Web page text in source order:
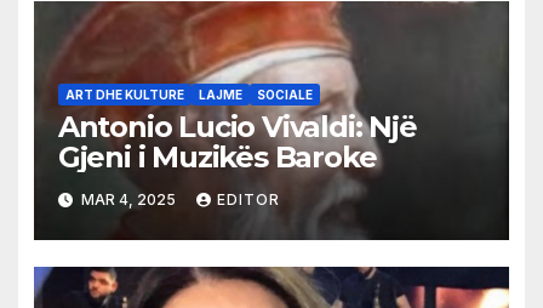
ART DHE KULTURE LAJME SOCIALE
Antonio Lucio Vivaldi: Një
Gjeni i Muzikës Baroke
MAR 4, 2025 EDITOR